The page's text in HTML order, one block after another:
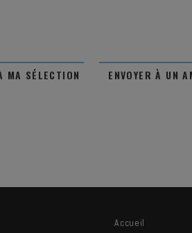
MA SÉLECTION ENVOYER À UN
Accueil